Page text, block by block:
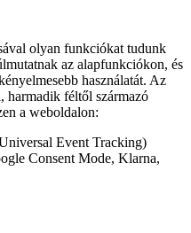
olyan funkciókat tudunk
az alapfunkciókon, és
használatát. Az
harmadik féltől származó
a weboldalon:
Event Tracking)
Consent Mode, Klarna,